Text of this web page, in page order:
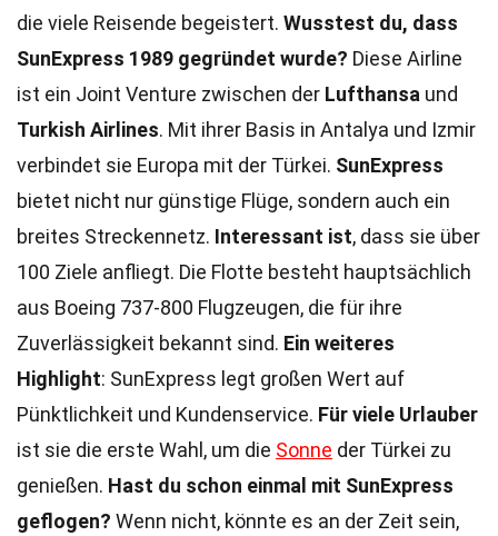
die viele Reisende begeistert. Wusstest du, dass
SunExpress 1989 gegründet wurde? Diese Airline
ist ein Joint Venture zwischen der Lufthansa und
Turkish Airlines. Mit ihrer Basis in Antalya und Izmir
verbindet sie Europa mit der Türkei. SunExpress
bietet nicht nur günstige Flüge, sondern auch ein
breites Streckennetz. Interessant ist, dass sie über
100 Ziele anfliegt. Die Flotte besteht hauptsächlich
aus Boeing 737-800 Flugzeugen, die für ihre
Zuverlässigkeit bekannt sind. Ein weiteres
Highlight: SunExpress legt großen Wert auf
Pünktlichkeit und Kundenservice. Für viele Urlauber
ist sie die erste Wahl, um die Sonne der Türkei zu
genießen. Hast du schon einmal mit SunExpress
geflogen? Wenn nicht, könnte es an der Zeit sein,